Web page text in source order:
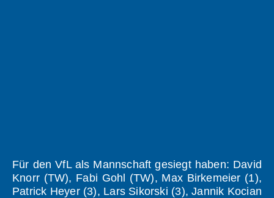
Für den VfL als Mannschaft gesiegt haben: David
Knorr (TW), Fabi Gohl (TW), Max Birkemeier (1),
Patrick Heyer (3), Lars Sikorski (3), Jannik Kocian